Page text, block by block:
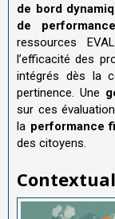
de bord
de performance
ressources
l’efficacité des
intégrés dès la
pertinence. Une
sur ces
la performance
des citoyens.